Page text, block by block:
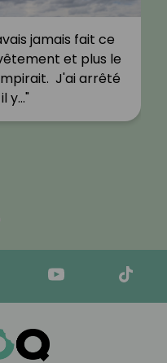
jamais fait ce
et plus le
J'ai arrêté
y…"